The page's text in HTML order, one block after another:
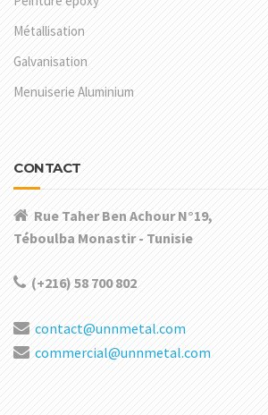
Métallisation
Galvanisation
Menuiserie Aluminium
CONTACT
Rue Taher Ben Achour N°19,
Téboulba Monastir - Tunisie
(+216) 58 700 802
contact@unnmetal.com
commercial@unnmetal.com